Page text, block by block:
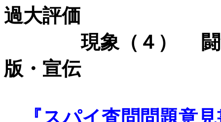
過大評価
現象（４） 闘争記
版・宣伝
『スパイ査問問題意